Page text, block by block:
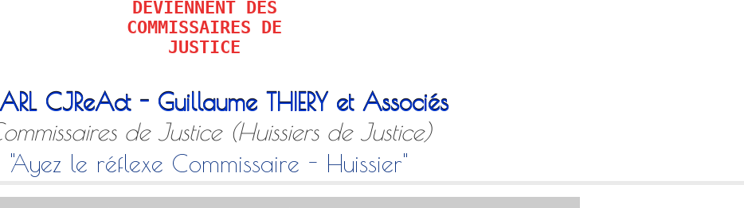
DEVIENNENT DES
COMMISSAIRES DE
JUSTICE
CJReAct - Guillaume THIERY et Associés
de Justice (Huissiers de Justice)
"Ayez le réflexe Commissaire - Huissier"